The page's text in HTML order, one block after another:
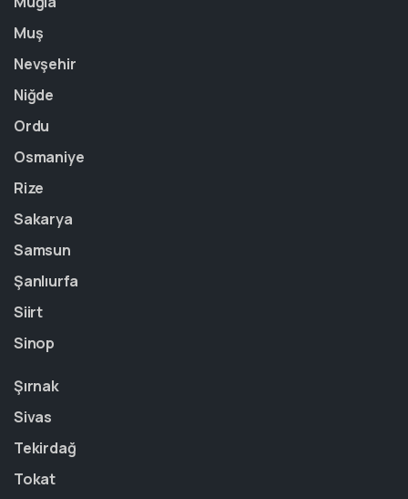
Muş
Nevşehir
Niğde
Ordu
Osmaniye
Rize
Sakarya
Samsun
Şanlıurfa
Siirt
Sinop
Şırnak
Sivas
Tekirdağ
Tokat